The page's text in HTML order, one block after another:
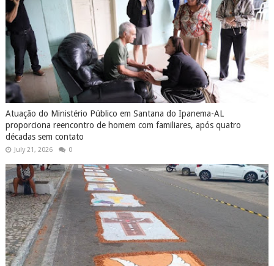
Atuação do Ministério Público em Santana do Ipanema-AL
proporciona reencontro de homem com familiares, após quatro
décadas sem contato
July 21, 2026 0